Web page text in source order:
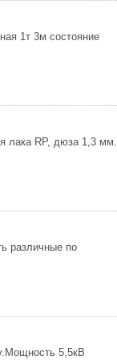
1т 3м состояние
лака RP, дюза 1,3 мм.
различные по
5,5кВ